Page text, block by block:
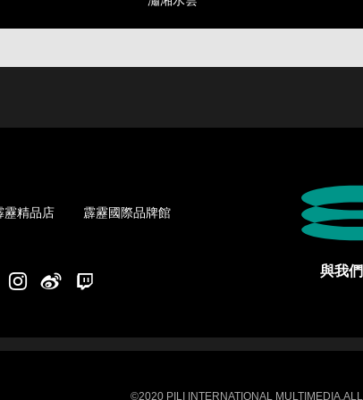
靂精品店 霹靂國際品牌館
LINE Instgram新浪微博 與我
©2020 PILI INTERNATIONAL